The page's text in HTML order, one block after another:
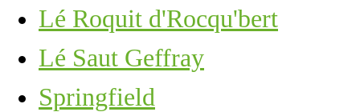
Lé Roquit d'Rocqu'bert
Lé Saut Geffray
Springfield